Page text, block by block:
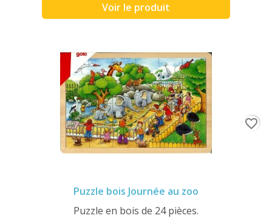
Voir le produit
Puzzle bois Journée au zoo
Puzzle en bois de 24 pièces.
favorite_border